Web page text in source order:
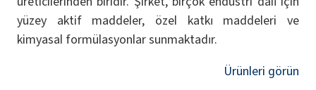
yüzey aktif maddeler, özel katkı maddeleri ve
kimyasal formülasyonlar sunmaktadır.
Ürünleri görün